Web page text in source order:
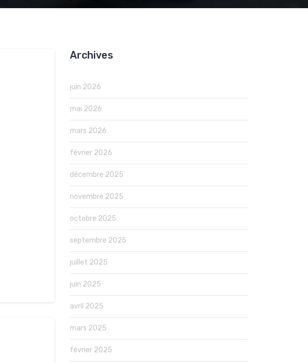
Archives
juin 2026
mai 2026
mars 2026
février 2026
décembre 2025
novembre 2025
octobre 2025
septembre 2025
juillet 2025
juin 2025
avril 2025
mars 2025
février 2025